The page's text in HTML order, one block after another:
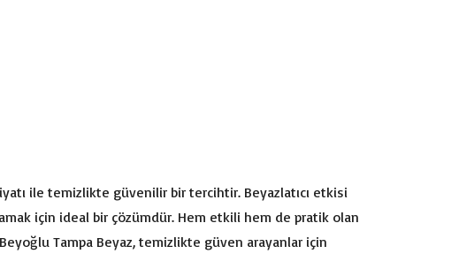
ile temizlikte güvenilir bir tercihtir. Beyazlatıcı etkisi
için ideal bir çözümdür. Hem etkili hem de pratik olan
Tampa Beyaz, temizlikte güven arayanlar için